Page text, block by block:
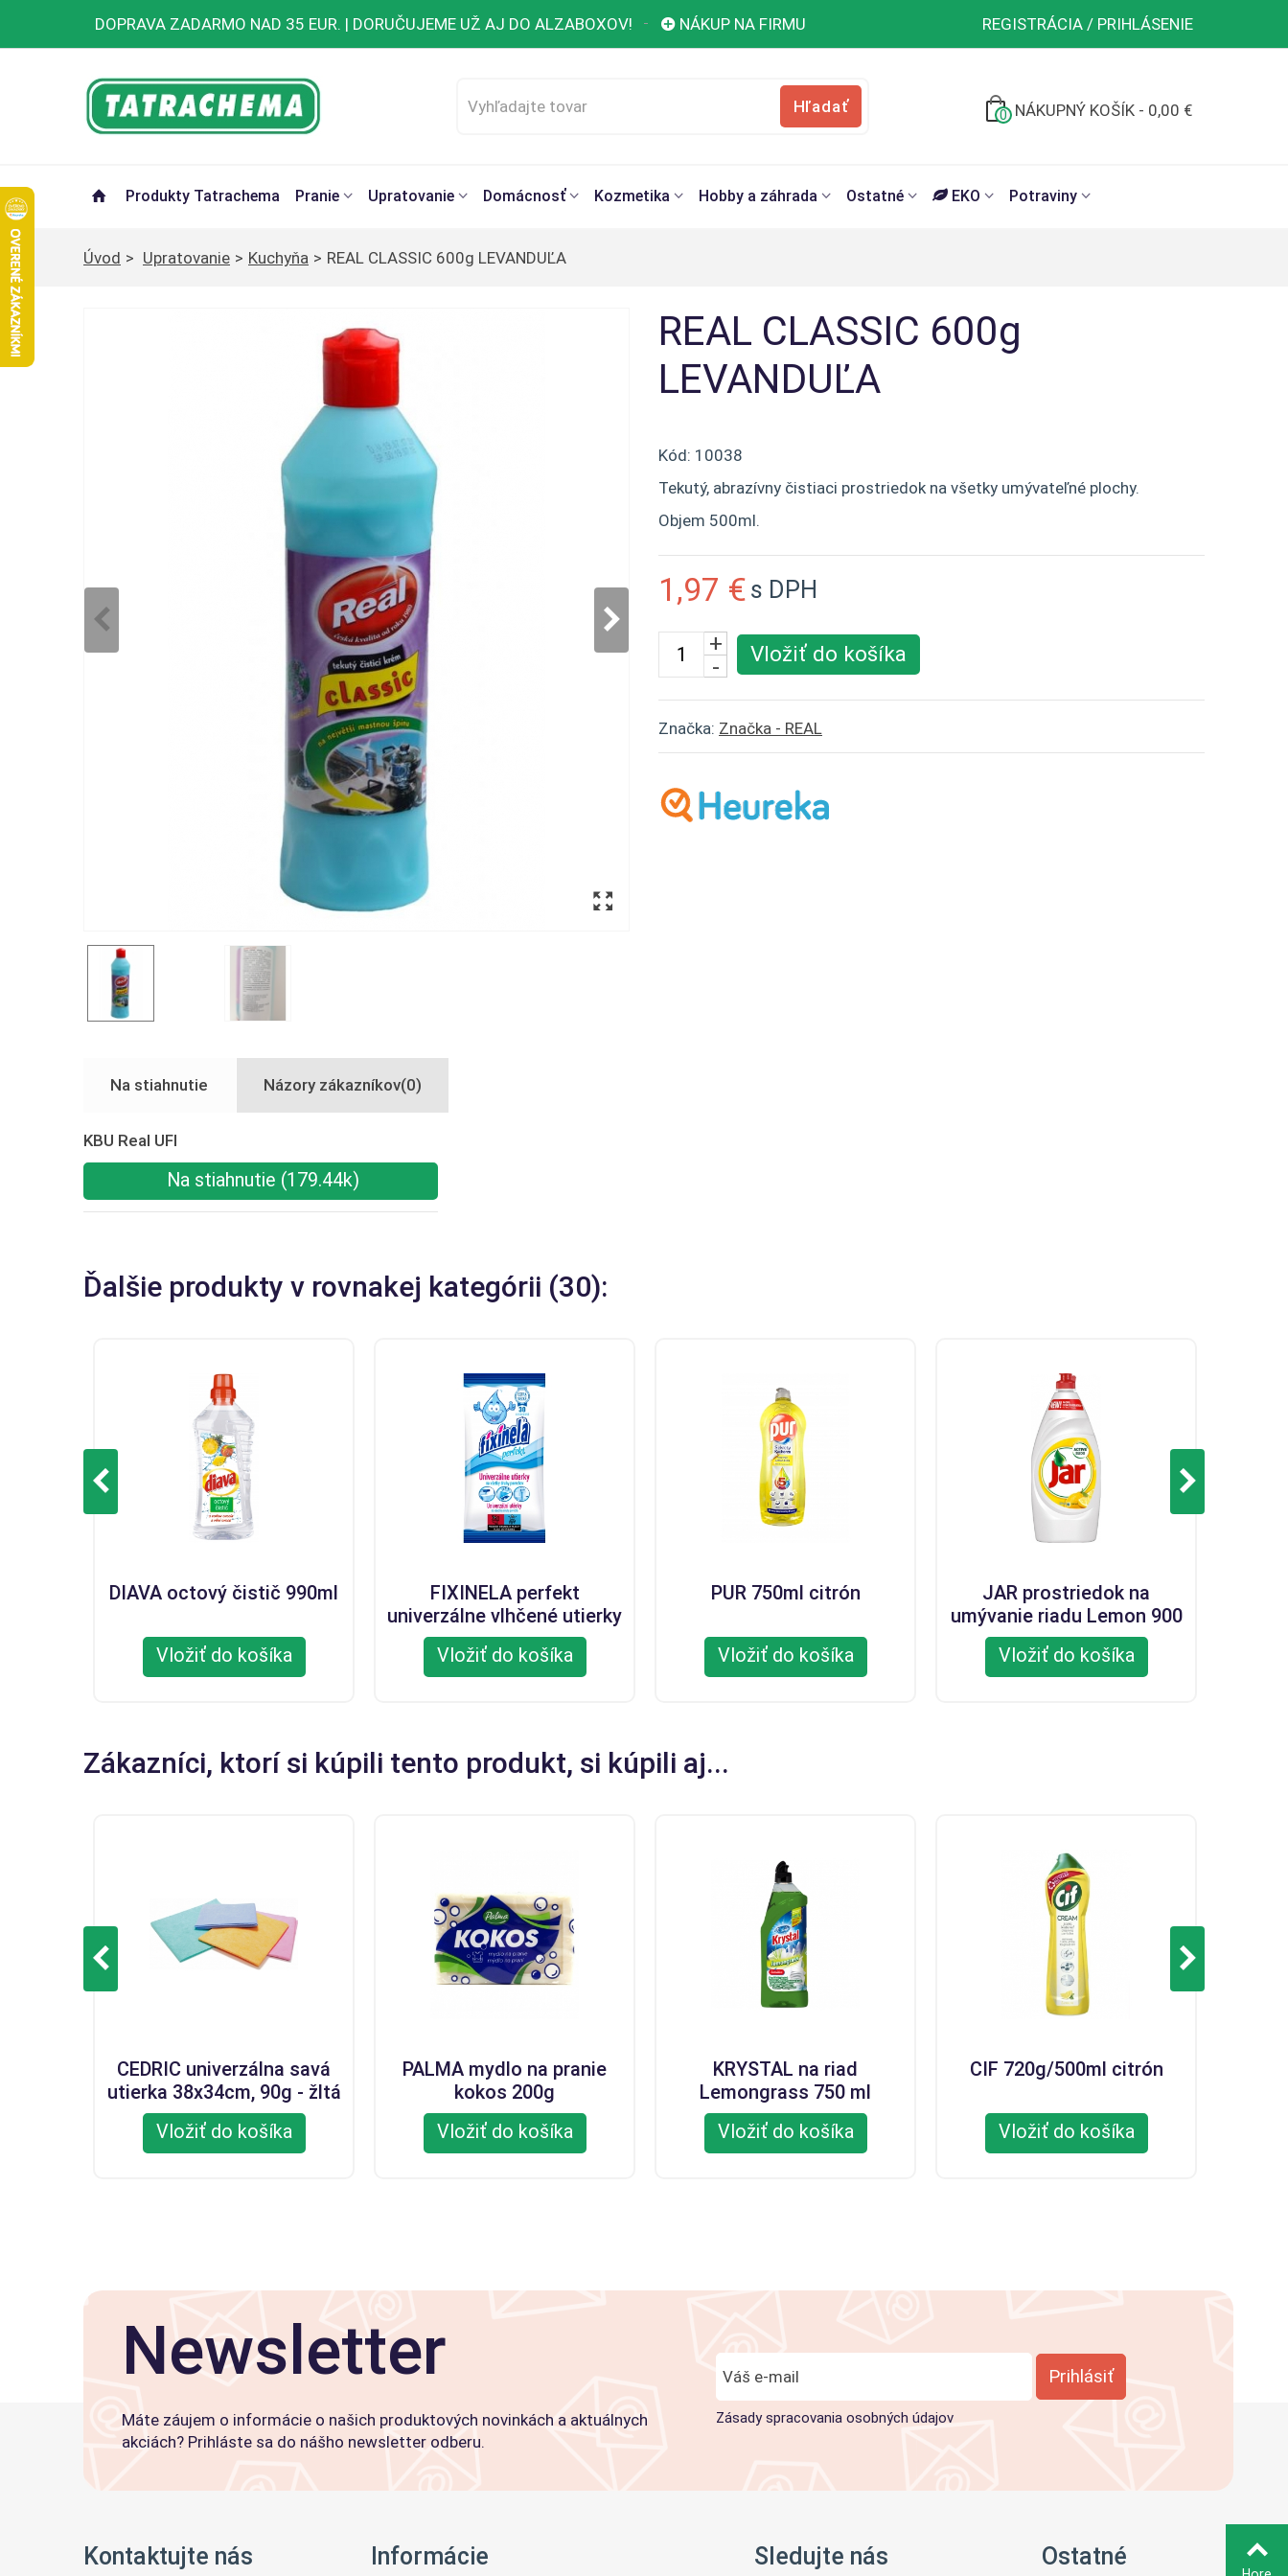
DOPRAVA ZADARMO NAD 35 EUR. | DORUČUJEME UŽ AJ DO ALZABOXOV! NÁKUP NA FIRMU REGISTRÁCIA / PRIHLÁSENIE
Hľadať 0 NÁKUPNÝ KOŠÍK - 0,00 €
Produkty Tatrachema Pranie Upratovanie Domácnosť Kozmetika Hobby a záhrada Ostatné EKO Potraviny
Úvod > Upratovanie > Kuchyňa > REAL CLASSIC 600g LEVANDUĽA
REAL CLASSIC 600g
LEVANDUĽA
Kód: 10038
Tekutý, abrazívny čistiaci prostriedok na všetky umývateľné plochy.
Objem 500ml.
1,97 € s DPH
-
+ Vložiť do košíka
Značka: Značka - REAL
Na stiahnutie Názory zákazníkov(0)
KBU Real UFI
Na stiahnutie (179.44k)
Ďalšie produkty v rovnakej kategórii (30):
DIAVA octový čistič 990ml
Vložiť do košíka
FIXINELA perfekt
univerzálne vlhčené utierky
30ks
Vložiť do košíka
PUR 750ml citrón
Vložiť do košíka
JAR prostriedok na
umývanie riadu Lemon 900
ml
Vložiť do košíka
Zákazníci, ktorí si kúpili tento produkt, si kúpili aj...
CEDRIC univerzálna savá
utierka 38x34cm, 90g - žltá
Vložiť do košíka
PALMA mydlo na pranie
kokos 200g
Vložiť do košíka
KRYSTAL na riad
Lemongrass 750 ml
Vložiť do košíka
CIF 720g/500ml citrón
Vložiť do košíka
Newsletter
Máte záujem o informácie o našich produktových novinkách a aktuálnych
akciách? Prihláste sa do nášho newsletter odberu.
Prihlásiť
Zásady spracovania osobných údajov
Kontaktujte nás Informácie Sledujte nás Ostatné